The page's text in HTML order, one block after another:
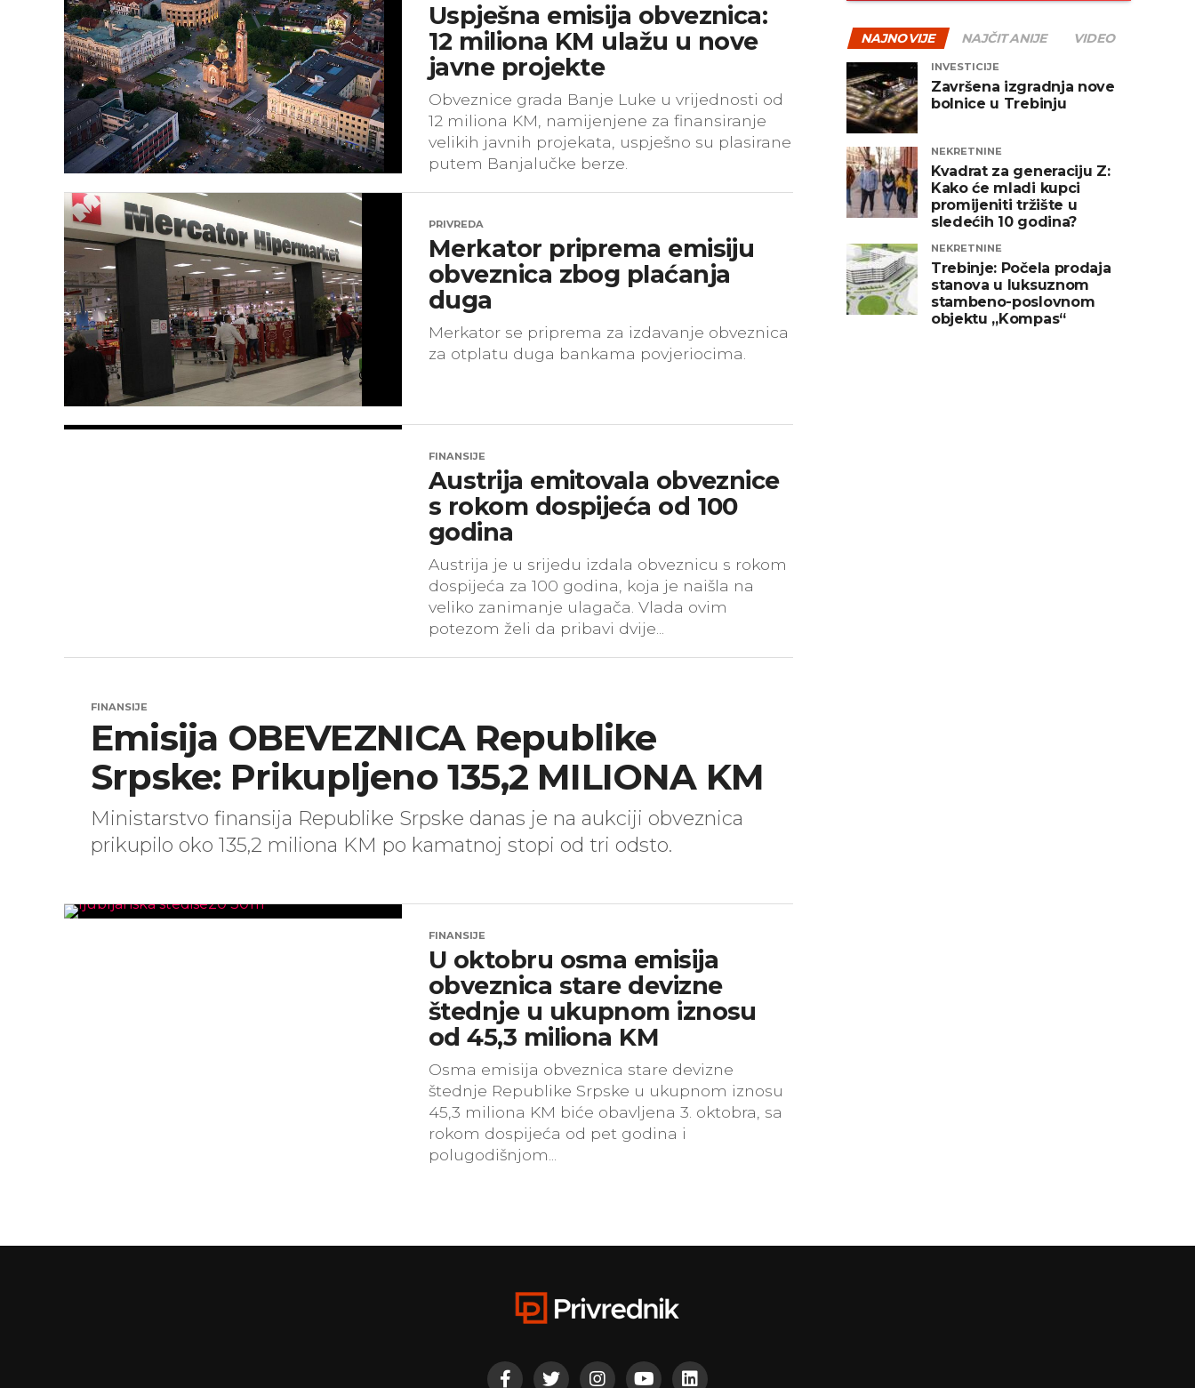
Uspješna emisija obveznica:
12 miliona KM ulažu u nove
javne projekte
Obveznice grada Banje Luke u vrijednosti od
12 miliona KM, namijenjene za finansiranje
velikih javnih projekata, uspješno su plasirane
putem Banjalučke berze.
PRIVREDA
Merkator priprema emisiju
obveznica zbog plaćanja
duga
Merkator se priprema za izdavanje obveznica
za otplatu duga bankama povjeriocima.
FINANSIJE
Austrija emitovala obveznice
s rokom dospijeća od 100
godina
Austrija je u srijedu izdala obveznicu s rokom
dospijeća za 100 godina, koja je naišla na
veliko zanimanje ulagača. Vlada ovim
potezom želi da pribavi dvije...
FINANSIJE
Emisija OBEVEZNICA Republike
Srpske: Prikupljeno 135,2 MILIONA KM
Ministarstvo finansija Republike Srpske danas je na aukciji obveznica
prikupilo oko 135,2 miliona KM po kamatnoj stopi od tri odsto.
FINANSIJE
U oktobru osma emisija
obveznica stare devizne
štednje u ukupnom iznosu
od 45,3 miliona KM
Osma emisija obveznica stare devizne
štednje Republike Srpske u ukupnom iznosu
45,3 miliona KM biće obavljena 3. oktobra, sa
rokom dospijeća od pet godina i
polugodišnjom...
NAJNOVIJE NAJČITANIJE VIDEO
INVESTICIJE
Završena izgradnja nove
bolnice u Trebinju
NEKRETNINE
Kvadrat za generaciju Z:
Kako će mladi kupci
promijeniti tržište u
sledećih 10 godina?
NEKRETNINE
Trebinje: Počela prodaja
stanova u luksuznom
stambeno-poslovnom
objektu „Kompas“